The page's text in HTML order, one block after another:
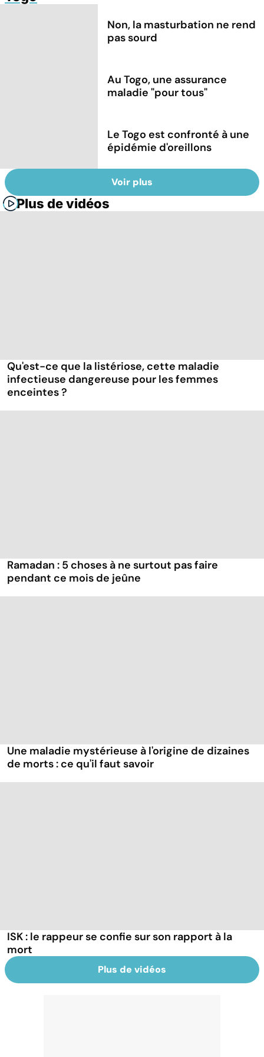
Non, la masturbation ne rend
pas sourd
Au Togo, une assurance
maladie "pour tous"
Le Togo est confronté à une
épidémie d'oreillons
Voir plus
Plus de vidéos
Qu'est-ce que la listériose, cette maladie
infectieuse dangereuse pour les femmes
enceintes ?
Ramadan : 5 choses à ne surtout pas faire
pendant ce mois de jeûne
Une maladie mystérieuse à l'origine de dizaines
de morts : ce qu'il faut savoir
ISK : le rappeur se confie sur son rapport à la
mort
Plus de vidéos